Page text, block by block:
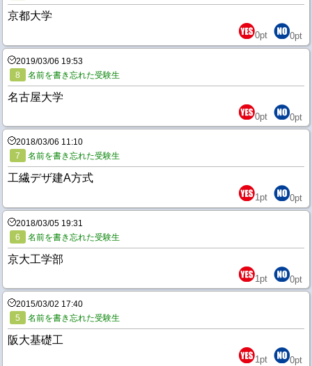
京都大学
0pt 0pt
2019/03/06 19:53
8
名前を書き忘れた受験生
名古屋大学
0pt 0pt
2018/03/06 11:10
7
名前を書き忘れた受験生
工繊デザ建A方式
1pt 0pt
2018/03/05 19:31
6
名前を書き忘れた受験生
京大工学部
1pt 0pt
2015/03/02 17:40
5
名前を書き忘れた受験生
阪大基礎工
1pt 0pt